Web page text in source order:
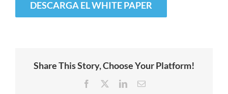
DESCARGA EL WHITE PAPER
Share This Story, Choose Your Platform!
Facebook LinkedInEmail